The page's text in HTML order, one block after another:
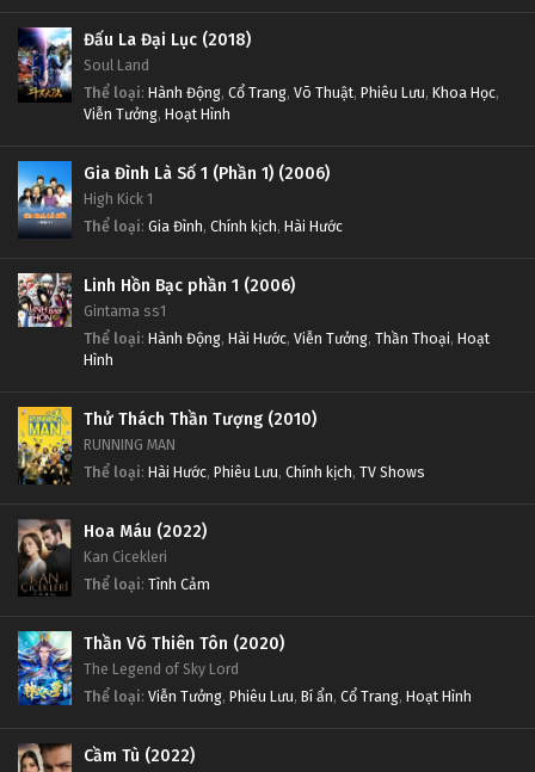
Đấu La Đại Lục (2018)
Soul Land
Thể loại: Hành Động, Cổ Trang, Võ Thuật, Phiêu Lưu, Khoa Học,
Viễn Tưởng, Hoạt Hình
Gia Đình Là Số 1 (Phần 1) (2006)
High Kick 1
Thể loại: Gia Đình, Chính kịch, Hài Hước
Linh Hồn Bạc phần 1 (2006)
Gintama ss1
Thể loại: Hành Động, Hài Hước, Viễn Tưởng, Thần Thoại, Hoạt
Hình
Thử Thách Thần Tượng (2010)
RUNNING MAN
Thể loại: Hài Hước, Phiêu Lưu, Chính kịch, TV Shows
Hoa Máu (2022)
Kan Cicekleri
Thể loại: Tình Cảm
Thần Võ Thiên Tôn (2020)
The Legend of Sky Lord
Thể loại: Viễn Tưởng, Phiêu Lưu, Bí ẩn, Cổ Trang, Hoạt Hình
Cầm Tù (2022)